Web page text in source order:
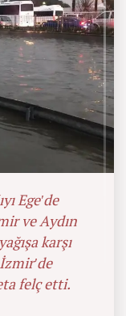
Ege'de
ve Aydın
karşı
felç etti.